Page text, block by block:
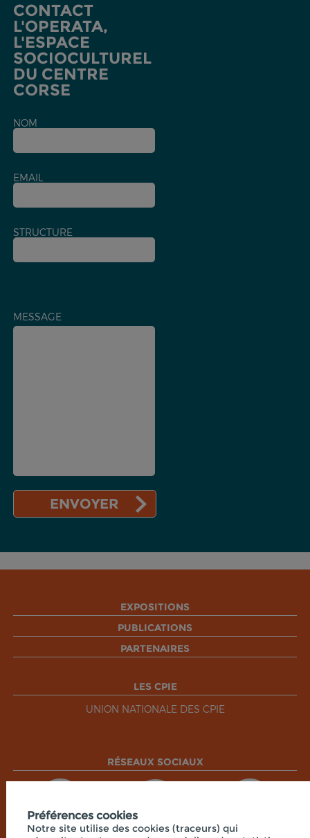
CONTACT
L'OPERATA,
L'ESPACE
SOCIOCULTUREL
DU CENTRE
CORSE
NOM
EMAIL
STRUCTURE
MESSAGE
EXPOSITIONS
PUBLICATIONS
PARTENAIRES
LES CPIE
UNION NATIONALE DES CPIE
RÉSEAUX SOCIAUX
Préférences cookies
Notre site utilise des cookies (traceurs) qui